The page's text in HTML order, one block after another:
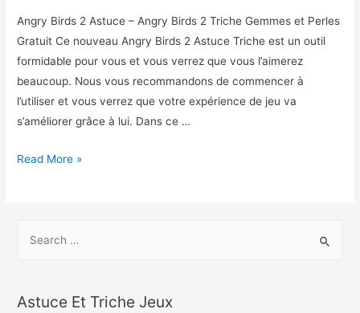
Angry Birds 2 Astuce – Angry Birds 2 Triche Gemmes et Perles
Gratuit Ce nouveau Angry Birds 2 Astuce Triche est un outil
formidable pour vous et vous verrez que vous l’aimerez
beaucoup. Nous vous recommandons de commencer à
l’utiliser et vous verrez que votre expérience de jeu va
s’améliorer grâce à lui. Dans ce …
Angry
2
Read More »
Astuce Et Triche Jeux